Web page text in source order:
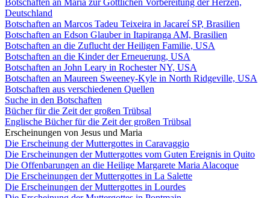
Deutschland
Botschaften an Marcos Tadeu Teixeira in Jacareí SP, Brasilien
Botschaften an Edson Glauber in Itapiranga AM, Brasilien
Botschaften an die Zuflucht der Heiligen Familie, USA
Botschaften an die Kinder der Erneuerung, USA
Botschaften an John Leary in Rochester NY, USA
Botschaften an Maureen Sweeney-Kyle in North Ridgeville, USA
Botschaften aus verschiedenen Quellen
Suche in den Botschaften
Bücher für die Zeit der großen Trübsal
Englische Bücher für die Zeit der großen Trübsal
Erscheinungen von Jesus und Maria
Die Erscheinung der Muttergottes in Caravaggio
Die Erscheinungen der Muttergottes vom Guten Ereignis in Quito
Die Offenbarungen an die Heilige Margarete Maria Alacoque
Die Erscheinungen der Muttergottes in La Salette
Die Erscheinungen der Muttergottes in Lourdes